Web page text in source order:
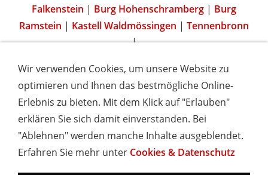
Falkenstein | Burg Hohenschramberg | Burg
Ramstein | Kastell Waldmössingen | Tennenbronn
|
IMPRESSUM COOKIES & DATENSCHUTZ
AGB
TOURISMUSHELD
WISSENSWERT
NEWSLETTER
Hotels und Ferienwohnungen im Schwarzwald - Urlaub in
Wir verwenden Cookies, um unsere Website zu
optimieren und Ihnen das bestmögliche Online-
Erlebnis zu bieten. Mit dem Klick auf "Erlauben"
erklären Sie sich damit einverstanden. Bei
"Ablehnen" werden manche Inhalte ausgeblendet.
Erfahren Sie mehr unter Cookies & Datenschutz